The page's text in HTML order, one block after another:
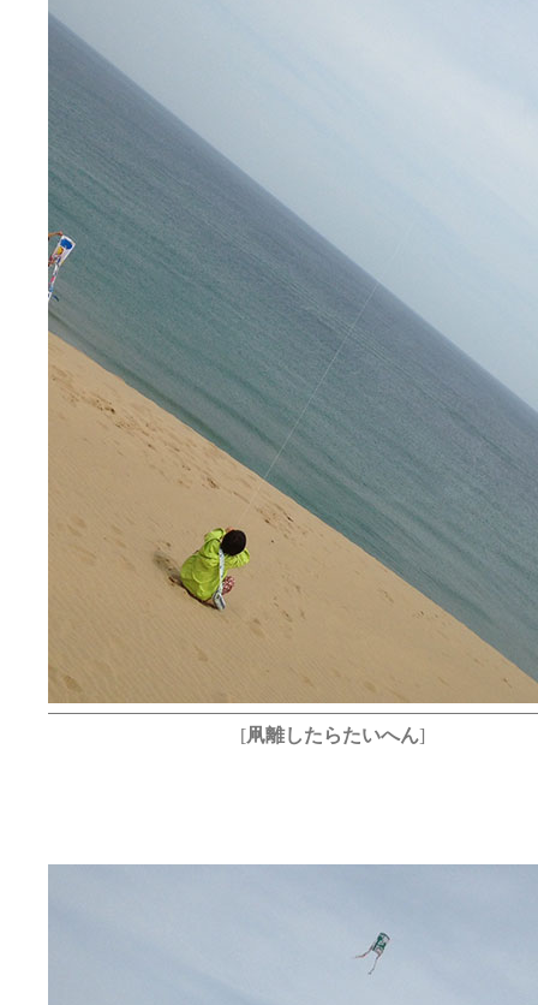
[凧離したらたいへん]